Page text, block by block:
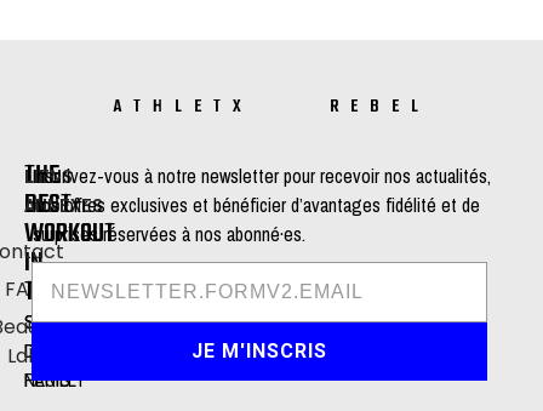
ATHLETX REBEL
THE
BEST
WORKOUT
IN
TOWN
STUDIO
DE
NEUILLY
STUDIO
DE
PARIS
LIENS
ANNEXES
FAQ
Lab
Inscrivez-vous à notre newsletter pour recevoir nos actualités,
nos offres exclusives et bénéficier d’avantages fidélité et de
surprises réservées à nos abonné·es.
JE M'INSCRIS